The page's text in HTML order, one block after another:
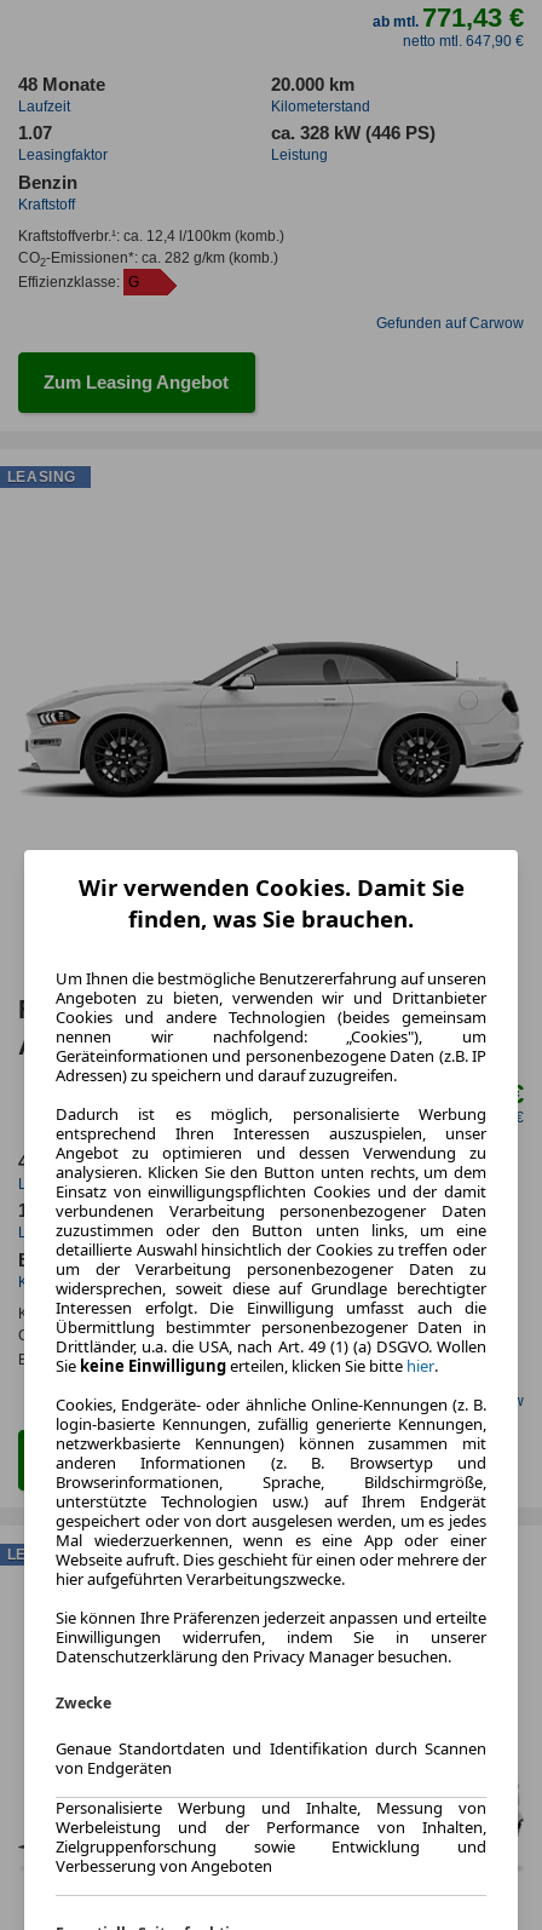
ab mtl. 771,43 €
netto mtl. 647,90 €
48 Monate
Laufzeit
20.000 km
Kilometerstand
1.07
Leasingfaktor
ca. 328 kW (446 PS)
Leistung
Benzin
Kraftstoff
Kraftstoffverbr.¹: ca. 12,4 l/100km(komb.)
CO2-Emissionen*: ca. 282 g/km(komb.)
Effizienzklasse: G
Gefunden auf Carwow
Zum Leasing Angebot
Ford Mustang Cabrio 5.0 Ti-VCT V8 GT
Auto 2 Türen
790,00 €
netto mtl. 663,87 €
48 Monate
Laufzeit
10.000 km
Kilometerstand
1.1
Leasingfaktor
ca. 328 kW (446 PS)
Leistung
Benzin
Kraftstoff
Kraftstoffverbr.¹: ca. 12,4 l/100km(komb.)
CO
-Emissionen*:ca. 282 g/km (komb.)
Effizienzklasse: G
Gefunden auf Carwow
Zum Leasing Angebot
LEASING
LEASING
Wir verwenden Cookies. Damit Sie
finden, was Sie brauchen.
Um Ihnen die bestmögliche Benutzererfahrung auf unseren
Angeboten zu bieten, verwenden wir und Drittanbieter
Cookies und andere Technologien (beides gemeinsam
nennen wir nachfolgend: „Cookies"), um
Geräteinformationen und personenbezogene Daten (z.B. IP
Adressen) zu speichern und darauf zuzugreifen.
Dadurch ist es möglich, personalisierte Werbung
entsprechend Ihren Interessen auszuspielen, unser
Angebot zu optimieren und dessen Verwendung zu
analysieren. Klicken Sie den Button unten rechts, um dem
Einsatz von einwilligungspflichten Cookies und der damit
verbundenen Verarbeitung personenbezogener Daten
zuzustimmen oder den Button unten links, um eine
detaillierte Auswahl hinsichtlich der Cookies zu treffen oder
um der Verarbeitung personenbezogener Daten zu
widersprechen, soweit diese auf Grundlage berechtigter
Interessen erfolgt. Die Einwilligung umfasst auch die
Übermittlung bestimmter personenbezogener Daten in
Drittländer, u.a. die USA, nach Art. 49 (1) (a) DSGVO. Wollen
Sie keine Einwilligungerteilen, klicken Sie bitte hier.
Cookies, Endgeräte- oder ähnliche Online-Kennungen (z. B.
login-basierte Kennungen, zufällig generierte Kennungen,
netzwerkbasierte Kennungen) können zusammen mit
anderen Informationen (z. B. Browsertyp und
Browserinformationen, Sprache, Bildschirmgröße,
unterstützte Technologien usw.) auf Ihrem Endgerät
gespeichert oder von dort ausgelesen werden, um es jedes
Mal wiederzuerkennen, wenn es eine App oder einer
Webseite aufruft. Dies geschieht für einen oder mehrere der
hier aufgeführten Verarbeitungszwecke.
Sie können Ihre Präferenzen jederzeit anpassen und erteilte
Einwilligungen widerrufen, indem Sie in unserer
Datenschutzerklärung den Privacy Manager besuchen.
Zwecke
Genaue Standortdaten und Identifikation durch Scannen
von Endgeräten
Personalisierte Werbung und Inhalte, Messung von
Werbeleistung und der Performance von Inhalten,
Zielgruppenforschung sowie Entwicklung und
Verbesserung von Angeboten